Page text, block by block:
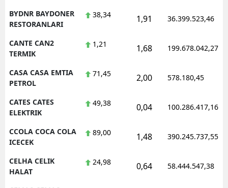
BYDNR BAYDONER
RESTORANLARI
38,34 1,91 36.399.523,46
CANTE CAN2
TERMIK
1,21 1,68 199.678.042,27
CASA CASA EMTIA
PETROL
71,45 2,00 578.180,45
CATES CATES
ELEKTRIK
49,38 0,04 100.286.417,16
CCOLA COCA COLA
ICECEK
89,00 1,48 390.245.737,55
CELHA CELIK
HALAT
24,98 0,64 58.444.547,38